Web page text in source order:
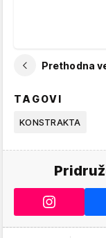
Prethodna
TAGOVI
KONSTRAKTA